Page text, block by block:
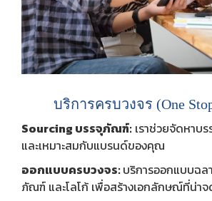
บริการครบวงจร (One
Sourcing บรรจุภัณฑ์: เราช่วยจัดหาบ
และเหมาะสมกับแบรนด์ของคุณ
ออกแบบครบวงจร:บริการออกแบบฉล
ภัณฑ์ และโลโก้ เพื่อสร้างเอกลักษณ์ที่น่าจ